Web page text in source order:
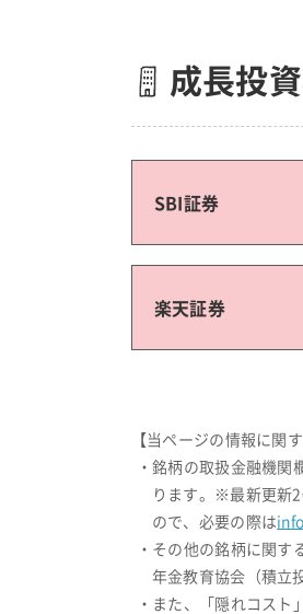
成長投
SBI証券
楽天証券
【当ページの情報に関
・銘柄の取扱金融機
ります。※最新更新
ので、必要の際は
・その他の銘柄に関
年金教育協会（積立
・また、「隠れコスト